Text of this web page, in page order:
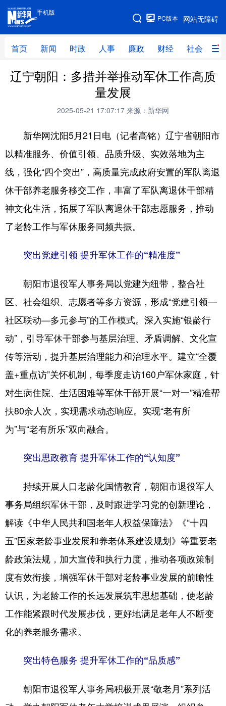
手机版
网站无障碍
PC版本
首页 新闻 时政 人事 廉政 财经 社会 科
手机版
网站地图
首页 新闻 时政 人事
体育 视频 直播 无人机
地方频道
辽宁 吉林
广东 广西 海南 重庆
四川 贵州 云南 西藏
陕西 甘肃 宁夏
多语种频道
English Español Français عربى
Русский язык
Deutsch Português
辽宁朝阳：多措并举推动军休工作高质
量发展
2025-05-21 17:07:17 来源：新华网
新华网沈阳5月21日电（记者高铭）辽宁省朝阳市
以精准服务、价值引领、品质升级、实效落地为主
线，强化“四个突出”，高质量完成政府安置的军队离退
休干部养老服务移交工作，丰富了军队离退休干部精
神文化生活，拓展了军队离退休干部志愿服务，推动
了老龄工作与军休服务同频共振。
突出党建引领 提升军休工作的“精准度”
朝阳市退役军人事务局以党建为纽带，整合社
区、社会组织、志愿者等多方资源，形成“党建引领—
社区联动—多元参与”的工作模式。深入实施“银龄行
动”，引导军休干部参与基层治理、矛盾调解、文化宣
传等活动，提升基层治理能力和治理水平。建立“全覆
盖+重点访”关怀机制，每季度走访160户军休家庭，针
对生病住院、生活困难等军休干部开展“一对一”精准帮
扶80余人次，实现需求动态响应。实现“老有所
为”与“老有所乐”双向融合。
突出思政教育 提升军休工作的“认知度”
持续开展人口老龄化国情教育，朝阳市退役军人
事务局组织军休干部，及时跟进学习党的创新理论，
解读《中华人民共和国老年人权益保障法》《“十四
五”国家老龄事业发展和养老体系建设规划》等重要老
龄政策法规，加大宣传和执行力度，推动各项政策制
度有效衔接，增强军休干部对老龄事业发展的前瞻性
认识，为老龄工作的长远发展筑牢思想基础，使老龄
工作能紧跟时代发展步伐，更好地满足老年人不断变
化的养老服务需求。
突出特色服务 提升军休工作的“品质感”
朝阳市退役军人事务局积极开展“敬老月”系列活